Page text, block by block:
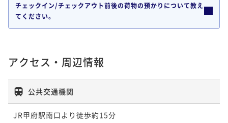
チェックイン/チェックアウト前後の荷物の預かりについて教え
てください。
アクセス・周辺情報
公共交通機関
JR甲府駅南口より徒歩約15分